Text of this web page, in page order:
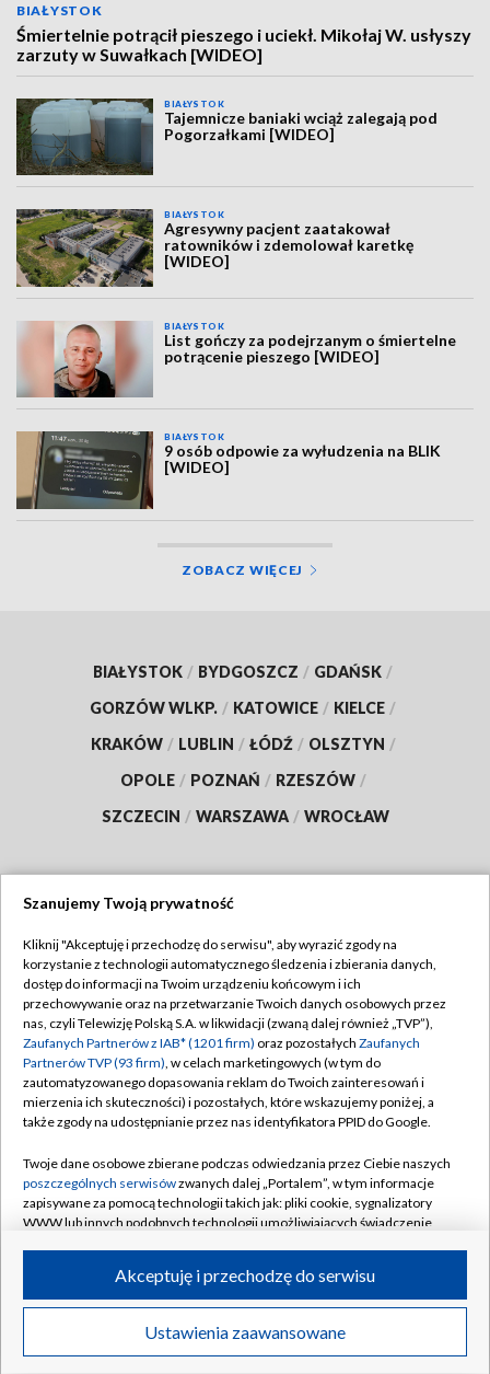
BIAŁYSTOK
Śmiertelnie potrącił pieszego i uciekł. Mikołaj W. usłyszy
zarzuty w Suwałkach [WIDEO]
BIAŁYSTOK
Tajemnicze baniaki wciąż zalegają pod
Pogorzałkami [WIDEO]
BIAŁYSTOK
Agresywny pacjent zaatakował
ratowników i zdemolował karetkę
[WIDEO]
BIAŁYSTOK
List gończy za podejrzanym o śmiertelne
potrącenie pieszego [WIDEO]
BIAŁYSTOK
9 osób odpowie za wyłudzenia na BLIK
[WIDEO]
ZOBACZ WIĘCEJ
BIAŁYSTOK / BYDGOSZCZ / GDAŃSK /
GORZÓW WLKP. / KATOWICE / KIELCE /
KRAKÓW / LUBLIN / ŁÓDŹ / OLSZTYN /
OPOLE / POZNAŃ / RZESZÓW /
SZCZECIN / WARSZAWA / WROCŁAW
TVP
Abonament TVP
Emisja w TVP
Centrum informacji TVP
Naziemna Telewizja Cyfrowa
Rada Programowa
System NOS
Informacje o nadawcy
Program dla prasy
Ogłoszenie przetargowe
Regulamin TVP
Polityka prywatności
Moje zgody
Pomoc
Kontakt
Kanały
©2026 Telewizja Polska S.A. w likwidacji
Szanujemy Twoją prywatność
Kliknij "Akceptuję i przechodzę do serwisu", aby wyrazić zgody na
korzystanie z technologii automatycznego śledzenia i zbierania danych,
dostęp do informacji na Twoim urządzeniu końcowym i ich
przechowywanie oraz na przetwarzanie Twoich danych osobowych przez
nas, czyli Telewizję Polską S.A. w likwidacji (zwaną dalej również „TVP”),
Zaufanych Partnerów z IAB* (1201 firm) oraz pozostałych Zaufanych
Partnerów TVP (93 firm), w celach marketingowych (w tym do
zautomatyzowanego dopasowania reklam do Twoich zainteresowań i
mierzenia ich skuteczności) i pozostałych, które wskazujemy poniżej, a
także zgody na udostępnianie przez nas identyfikatora PPID do Google.
Twoje dane osobowe zbierane podczas odwiedzania przez Ciebie naszych
poszczególnych serwisówzwanych dalej „Portalem”, w tym informacje
zapisywane za pomocą technologii takich jak: pliki cookie, sygnalizatory
WWW lub innych podobnych technologii umożliwiających świadczenie
ruchu w Internecie.
Twoje dane osobowe zbierane podczas odwiedzania przez Ciebie
poszczególnych serwisówna Portalu, takie jak adresy IP, identyfikatory
Ustawienia zaawansowane
Akceptuję i przechodzę do serwisu